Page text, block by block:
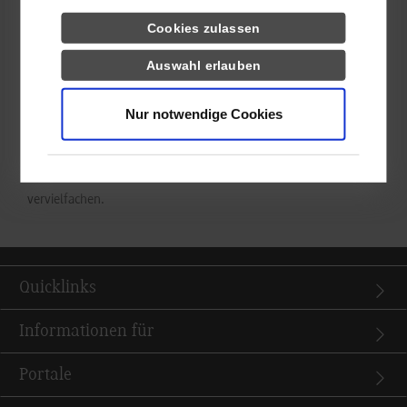
Cookies zulassen
Auswahl erlauben
Nur notwendige Cookies
Insgesamt radelten 6.273 Stuttgarter*innen dieses Jahr rund
1.450 000 km und sparten damit 223 t CO2ein – letztes Jahr
blieb man als Kommune noch unterhalb der Millionenmarke.
Auch damit zeigt sich, dass sowohl der Klimaschutz als auch
die Radverkehrsförderung den Bürger*innen am Herzen liegen.
Nach dem zaghaften Start des Teams DHBW Stuttgart auf Platz
77 dieses Jahr ist das Ziel für nächstes Jahr ganz klar, viel mehr
vervielfachen.
Quicklinks
Informationen für
Portale